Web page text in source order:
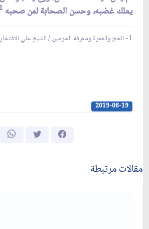
يملك غضبه، وحسن الصحابة لمن صحبه
1- الحج والعمرة ومعرفة الحرمين / الشيخ علي الافتخاري الگلپايگاني.
2019-06-19
مقالات مرتبطة